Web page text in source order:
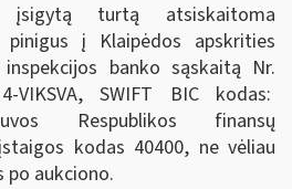
įsigytą turtą atsiskaitoma
pinigus į Klaipėdos apskrities
banko sąskaitą Nr.
VIKSVA, SWIFT BIC kodas:
Respublikos finansų
kodas 40400, ne vėliau
po aukciono.